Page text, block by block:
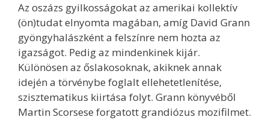
Az oszázs gyilkosságokat az amerikai kollektív
(ön)tudat elnyomta magában, amíg David Grann
gyöngyhalászként a felszínre nem hozta az
igazságot. Pedig az mindenkinek kijár.
Különösen az őslakosoknak, akiknek annak
idején a törvénybe foglalt ellehetetlenítése,
szisztematikus kiirtása folyt. Grann könyvéből
Martin Scorsese forgatott grandiózus mozifilmet.